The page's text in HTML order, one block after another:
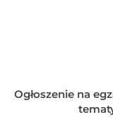
Ogłoszenie na